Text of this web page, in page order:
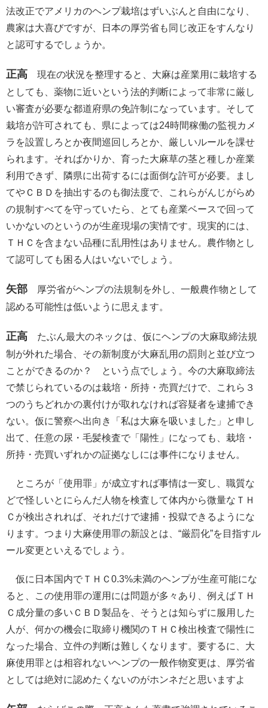
法改正でアメリカのヘンプ栽培はずいぶんと自由になり、
農家は大喜びですが、日本の厚労省も同じ改正をすんなり
と認可するでしょうか。
正高 現在の状況を整理すると、大麻は産業用に栽培する
としても、薬物に近いという法的判断によって非常に厳し
い審査が必要な都道府県の免許制になっています。そして
栽培が許可されても、県によっては24時間稼働の監視カメ
ラを設置しろとか夜間巡回しろとか、厳しいルールを課せ
られます。そればかりか、育った大麻草の茎と種しか産業
利用できず、隣県に出荷するには面倒な許可が必要。まし
てやＣＢＤを抽出するのも御法度で、これらがんじがらめ
の規制すべてを守っていたら、とても産業ベースで回って
いかないのというのが生産現場の実情です。現実的には、
ＴＨＣを含まない品種に乱用性はありません。農作物とし
て認可しても困る人はいないでしょう。
矢部 厚労省がヘンプの法規制を外し、一般農作物として
認める可能性は低いように思えます。
正高 たぶん最大のネックは、仮にヘンプの大麻取締法規
制が外れた場合、その新制度が大麻乱用の罰則と並び立つ
ことができるのか？ という点でしょう。今の大麻取締法
で禁じられているのは栽培・所持・売買だけで、これら３
つのうちどれかの裏付けが取れなければ容疑者を逮捕でき
ない。仮に警察へ出向き「私は大麻を吸いました」と申し
出て、任意の尿・毛髪検査で「陽性」になっても、栽培・
所持・売買いずれかの証拠なしには事件になりません。
ところが「使用罪」が成立すれば事情は一変し、職質な
どで怪しいとにらんだ人物を検査して体内から微量なＴＨ
Ｃが検出されれば、それだけで逮捕・投獄できるようにな
ります。つまり大麻使用罪の新設とは、“厳罰化”を目指すル
ール変更といえるでしょう。
仮に日本国内でＴＨＣ0.3%未満のヘンプが生産可能にな
ると、この使用罪の運用には問題が多々あり、例えばＴＨ
Ｃ成分量の多いＣＢＤ製品を、そうとは知らずに服用した
人が、何かの機会に取締り機関のＴＨＣ検出検査で陽性に
なった場合、立件の判断は難しくなります。要するに、大
麻使用罪とは相容れないヘンプの一般作物変更は、厚労省
としては絶対に認めたくないのがホンネだと思いますよ